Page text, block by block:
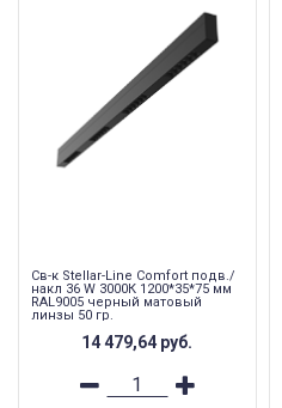
Св-к Stellar-Line Сomfort подв./
накл 36 W 3000К 1200*35*75 мм
RAL9005 черный матовый
линзы 50 гр.
14 479,64 руб.